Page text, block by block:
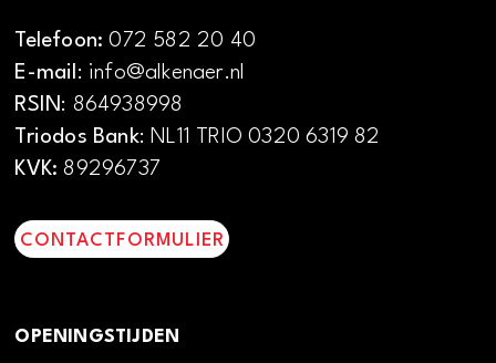
Telefoon:072 582 20 40
E-mail : info@alkenaer.nl
RSIN : 864938998
Triodos Bank: NL11 TRIO 0320 6319 82
KVK: 89296737
CONTACTFORMULIER
OPENINGSTIJDEN